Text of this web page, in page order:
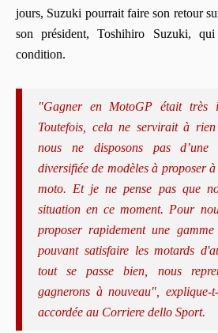
jours, Suzuki pourrait faire son retour
son président, Toshihiro Suzuki,
condition.
"Gagner en MotoGP était très
Toutefois, cela ne servirait à
nous ne disposons pas d’une
diversifiée de modèles à proposer
moto. Et je ne pense pas que
situation en ce moment. Pour
proposer rapidement une
pouvant satisfaire les motards
tout se passe bien, nous
gagnerons à nouveau",
accordée au Corriere dello Sport.